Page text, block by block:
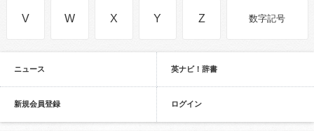
V W X Y Z 数字記号
ニュース 英ナビ！辞書
新規会員登録 ログイン